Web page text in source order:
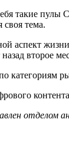
такие
тема.
второе
категориям
отделом